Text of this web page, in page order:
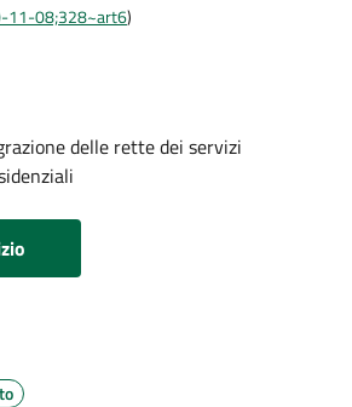
11-08;328~art6)
delle rette dei servizi